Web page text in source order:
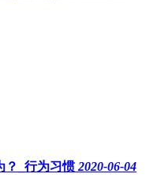
？_行为习惯 2020-06-04